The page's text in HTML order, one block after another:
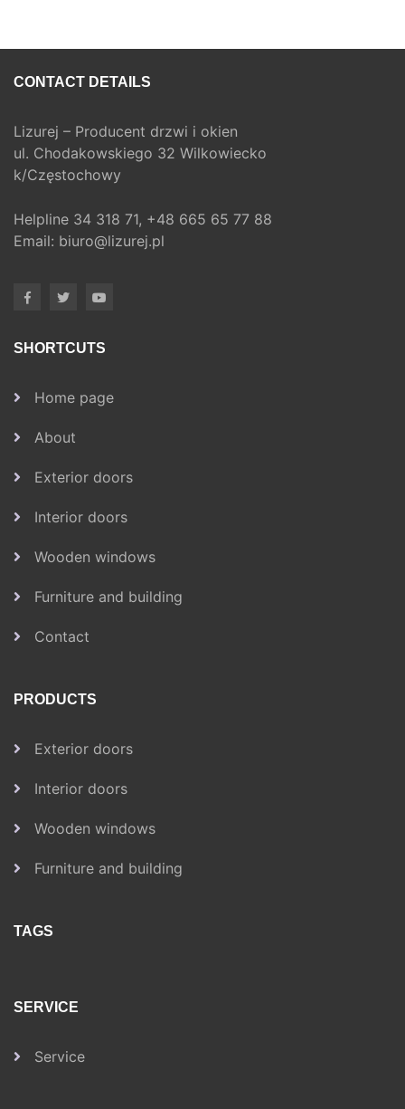
CONTACT DETAILS
Lizurej – Producent drzwi i okien
ul. Chodakowskiego 32 Wilkowiecko
k/Częstochowy
Helpline 34 318 71, +48 665 65 77 88
Email: biuro@lizurej.pl
SHORTCUTS
Home page
About
Exterior doors
Interior doors
Wooden windows
Furniture and building
Contact
PRODUCTS
Exterior doors
Interior doors
Wooden windows
Furniture and building
TAGS
SERVICE
Service